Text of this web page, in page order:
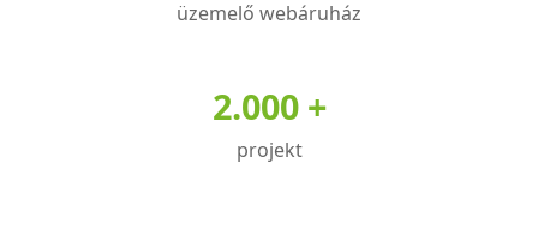
üzemelő webáruház
2.000 +
projekt